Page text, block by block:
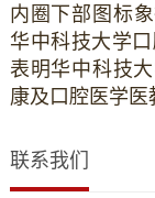
内圈下部图标
华中科技大学
表明华中科技
康及口腔医学医
联系我们